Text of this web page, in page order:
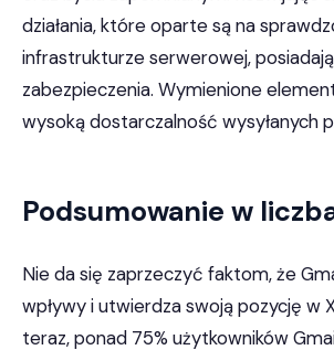
działania, które oparte są na
infrastrukturze serwerowej,
zabezpieczenia. Wymienione
wysoką dostarczalność wysyłanych
Podsumowanie w
Nie da się zaprzeczyć faktom, że
wpływy i utwierdza swoją pozycję w
teraz, ponad 75% użytkowników